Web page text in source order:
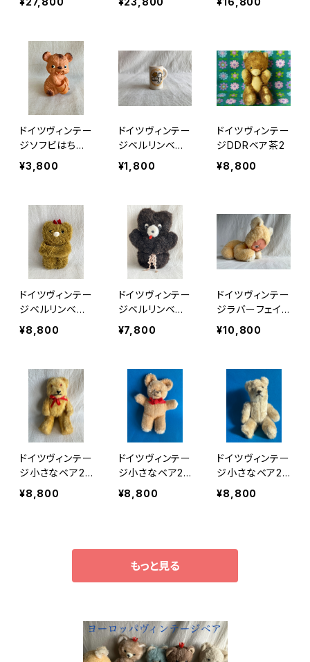
ドイツヴィンテー
ジソフビはちみ
つベア
¥3,800
ドイツヴィンテー
ジベルリンベア
ミニマグ212
¥1,800
ドイツヴィンテー
ジDDRベア茶2
¥8,800
ドイツヴィンテー
ジベルリンベアs
02
¥8,800
ドイツヴィンテー
ジベルリンベアs
05
¥7,800
ドイツヴィンテー
ジラバーフェイ
スくま？
¥10,800
ドイツヴィンテー
ジ小さなベア27
g
¥8,800
ドイツヴィンテー
ジ小さなベア27
e
¥8,800
ドイツヴィンテー
ジ小さなベア27
a
¥8,800
もっと見る